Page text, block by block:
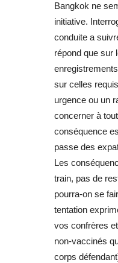
Bangkok ne
initiative.
conduite a
répond que sur
sur celles
urgence ou un
concerner à
conséquence
passe des
Les
train, pas de
pourra-on se
tentation
vos confrères
non-vaccinés
corps